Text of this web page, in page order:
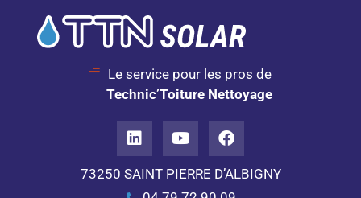
Le service pour les pros de
Technic’Toiture Nettoyage
73250 SAINT PIERRE D’ALBIGNY